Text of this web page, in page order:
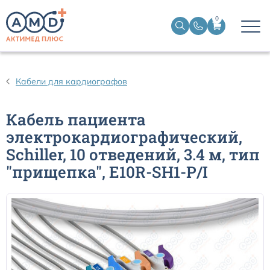
0
Кабели для кардиографов
Кабель пациента
электрокардиографический,
Schiller, 10 отведений, 3.4 м, тип
"прищепка", E10R-SH1-P/I
Датчики ЭЭГ BIS
Кабели пациента ЭКГ
Датчики температурные медицинские к мониторам
Кабели для кардиографов
Датчики кислорода для ИВЛ